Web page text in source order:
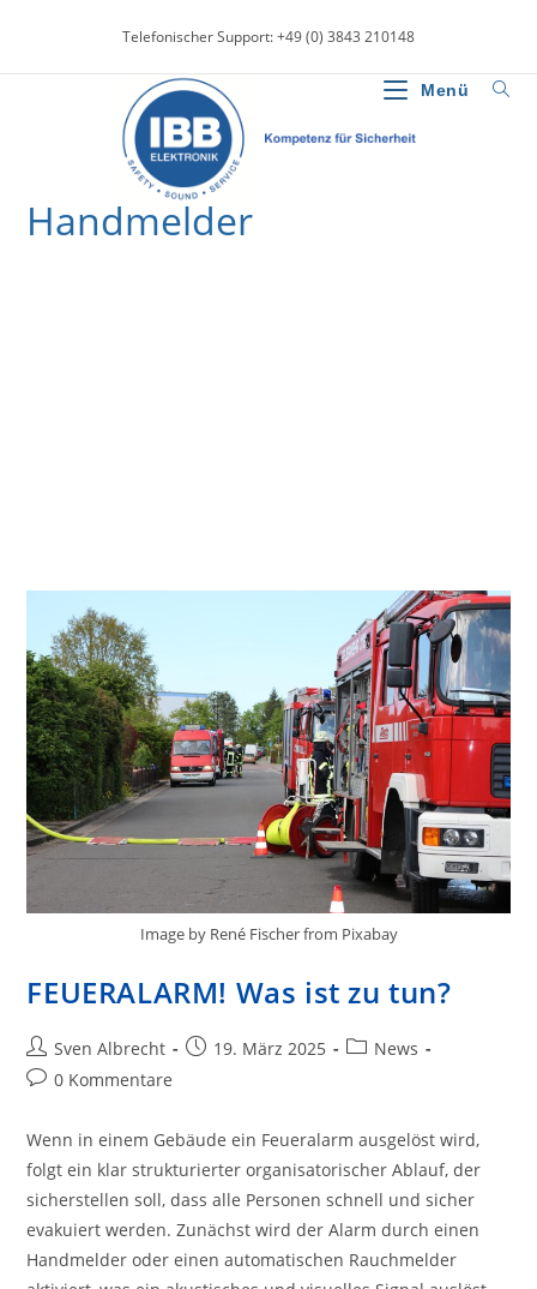
springen
Telefonischer Support: +49 (0) 3843 210148
Menü
Handmelder
Image by René Fischer from Pixabay
FEUERALARM! Was ist zu tun?
Beitrags-
Autor:
Sven Albrecht
Beitrag19. März 2025
Beitrags-
News
Beitrags-
0 Kommentare
Wenn in einem Gebäude ein Feueralarm ausgelöst wird,
folgt ein klar strukturierter organisatorischer Ablauf, der
sicherstellen soll, dass alle Personen schnell und sicher
evakuiert werden. Zunächst wird der Alarm durch einen
Handmelder oder einen automatischen Rauchmelder